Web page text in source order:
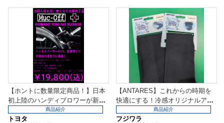
【ホントに数量限定商品！】日本
初上陸のハンディブロワーが新入
荷！『MUC-OFF...
トヨタ
商品紹介
【ANTARES】これからの時期を
快適にする！冷感オリジナルアイ
フジワラ
商品紹介